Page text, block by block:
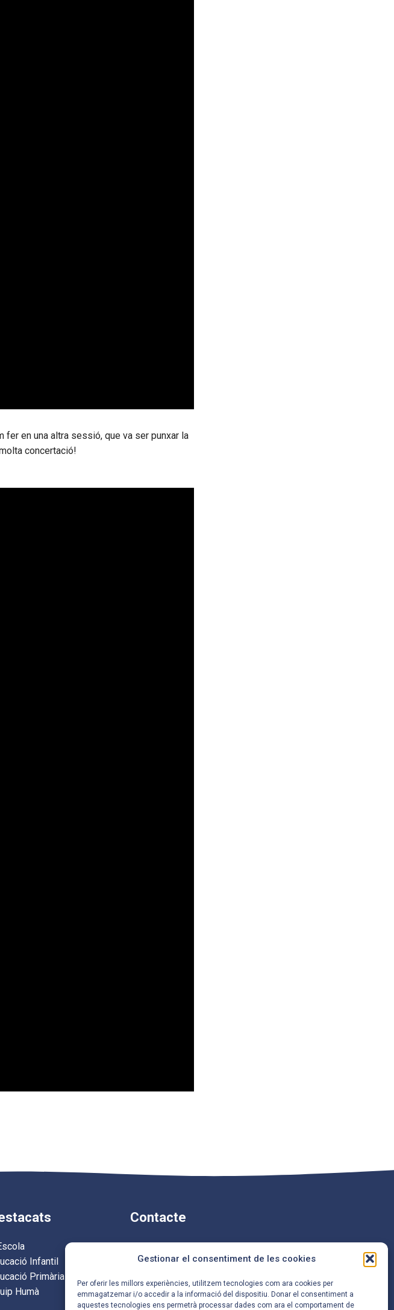
Gestionar el consentiment de les cookies
Per oferir les millors experiències, utilitzem tecnologies com ara cookies per
emmagatzemar i/o accedir a la informació del dispositiu. Donar el consentiment a
aquestes tecnologies ens permetrà processar dades com ara el comportament de
en una altra sessió, que va ser punxar la
concertació!
Infantil
Primària
Humà
Contacte
Carrer de Mossèn Camil
Rosell, 96,
Gramenet, Barcelona